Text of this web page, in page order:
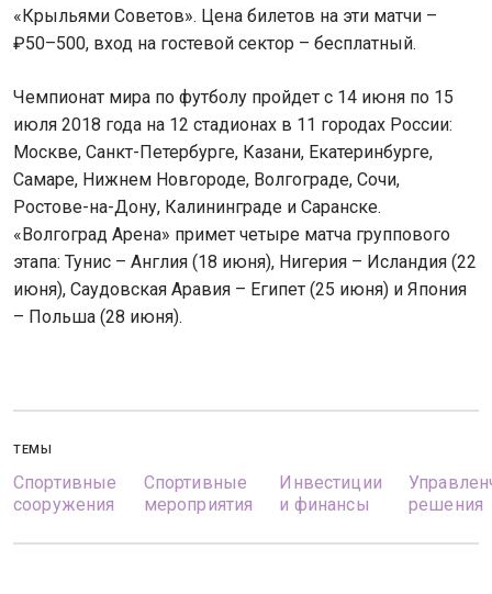
«Крыльями Советов». Цена билетов на эти матчи –
₽50–500, вход на гостевой сектор – бесплатный.
Чемпионат мира по футболу пройдет с 14 июня по 15
июля 2018 года на 12 стадионах в 11 городах России:
Москве, Санкт-Петербурге, Казани, Екатеринбурге,
Самаре, Нижнем Новгороде, Волгограде, Сочи,
Ростове-на-Дону, Калининграде и Саранске.
«Волгоград Арена» примет четыре матча группового
этапа: Тунис – Англия (18 июня), Нигерия – Исландия (22
июня), Саудовская Аравия – Египет (25 июня) и Япония
– Польша (28 июня).
ТЕМЫ
Спортивные
сооружения
Спортивные
мероприятия
Инвестиции
и финансы
решения